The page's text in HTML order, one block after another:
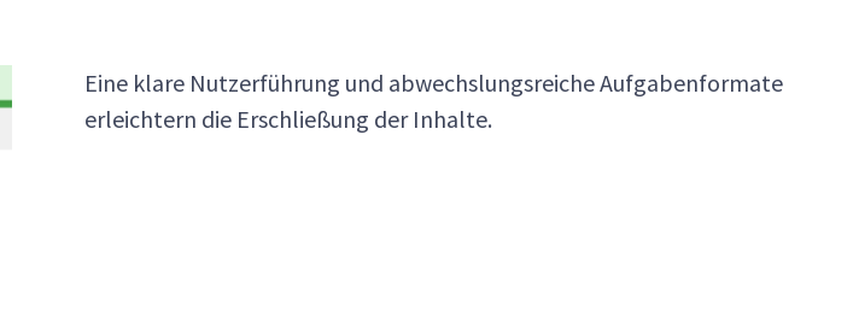
Eine klare Nutzerführung und abwechslungsreiche Aufgabenformate
erleichtern die Erschließung der Inhalte.